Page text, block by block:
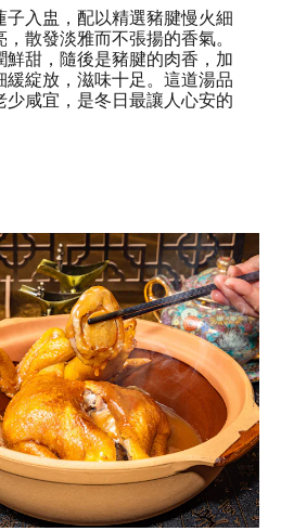
入盅，配以精選豬腱慢火細
散發淡雅而不張揚的香氣。
鮮甜，隨後是豬腱的肉香，加
緩綻放，滋味十足。這道湯品
咸宜，是冬日最讓人心安的